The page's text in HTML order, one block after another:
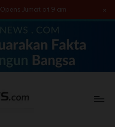
Opens Jumat at 9 am ×